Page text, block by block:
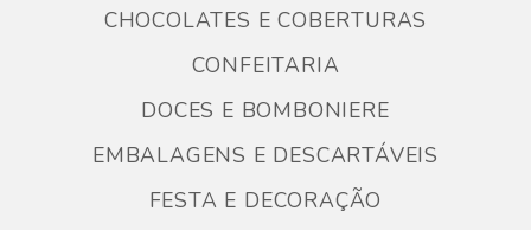
CHOCOLATES E COBERTURAS
CONFEITARIA
DOCES E BOMBONIERE
EMBALAGENS E DESCARTÁVEIS
FESTA E DECORAÇÃO